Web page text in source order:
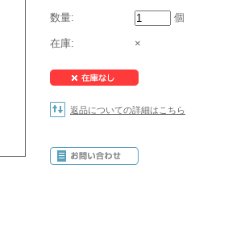
数量: 個
在庫: ×
返品についての詳細はこちら